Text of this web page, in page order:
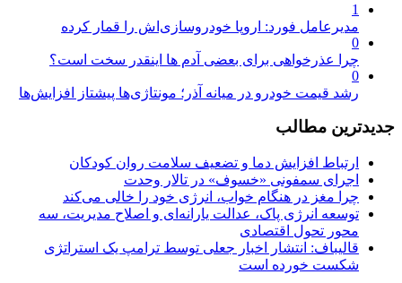
1
مدیرعامل فورد: اروپا خودروسازی‌اش را قمار کرده
0
چرا عذرخواهی برای بعضی آدم ها اینقدر سخت است؟
0
رشد قیمت خودرو در میانه آذر؛ مونتاژی‌ها پیشتاز افزایش‌ها
جدیدترین مطالب
ارتباط افزایش دما و تضعیف سلامت روان کودکان
اجرای سمفونی «خسوف» در تالار وحدت
چرا مغز در هنگام خواب، انرژی خود را خالی می‌کند
توسعه انرژی پاک، عدالت یارانه‌ای و اصلاح مدیریت، سه
محور تحول اقتصادی
قالیباف: انتشار اخبار جعلی توسط ترامپ یک استراتژی
شکست خورده است